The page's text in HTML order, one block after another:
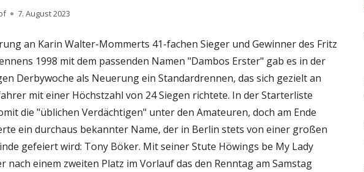
Veröffentlicht
7. August 2023
an Karin Walter-Mommerts 41-fachen Sieger und Gewinner des Fritz
1998 mit dem passenden Namen "Dambos Erster" gab es in der
Derbywoche als Neuerung ein Standardrennen, das sich gezielt an
mit einer Höchstzahl von 24 Siegen richtete. In der Starterliste
die "üblichen Verdächtigen" unter den Amateuren, doch am Ende
ein durchaus bekannter Name, der in Berlin stets von einer großen
gefeiert wird: Tony Böker. Mit seiner Stute Höwings be My Lady
nach einem zweiten Platz im Vorlauf das den Renntag am Samstag